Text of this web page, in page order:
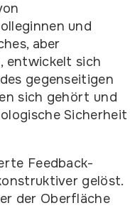
und
aber
entwickelt sich
gegenseitigen
sich gehört und
Sicherheit
Feedback-
gelöst.
der Oberfläche